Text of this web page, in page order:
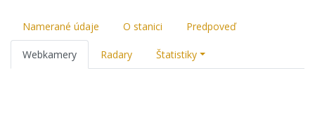
Namerané údaje O stanici Predpoveď
Webkamery Radary Štatistiky